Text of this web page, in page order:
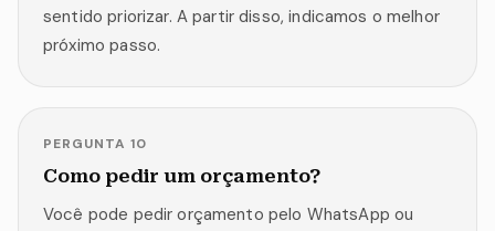
sentido priorizar. A partir disso, indicamos o melhor
próximo passo.
PERGUNTA 10
Como pedir um orçamento?
Você pode pedir orçamento pelo WhatsApp ou